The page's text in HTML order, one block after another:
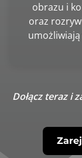
obrazu i
oraz
Dołącz teraz i